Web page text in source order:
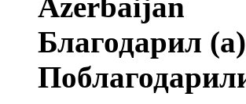
Благодарил